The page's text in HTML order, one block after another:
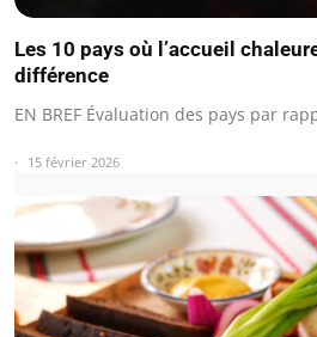
Les 10 pays où l’accueil
différence
EN BREF Évaluation des pays par
15 février 2026